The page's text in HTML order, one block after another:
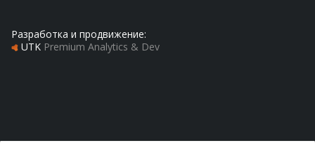
Разработка и продвижение:
UTK Premium Analytics & Dev